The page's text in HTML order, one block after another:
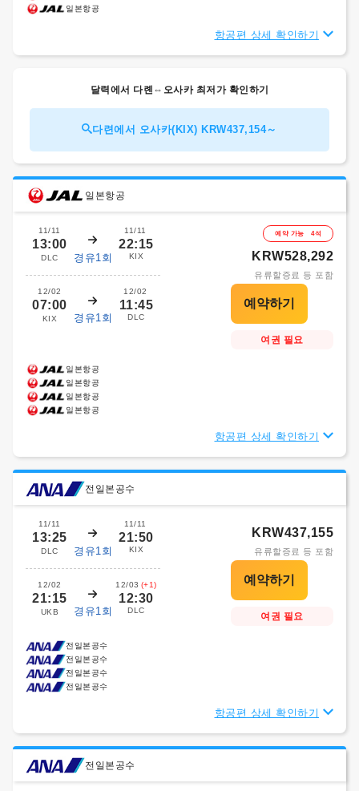
일본항공
항공편 상세 확인하기
달력에서 다롄⇔오사카 최저가 확인하기
다련에서 오사카(KIX) KRW437,154～
일본항공
11/11
13:00
DLC 경유1회
11/11
22:15
KIX
12/02
07:00
KIX 경유1회
12/02
11:45
DLC
예약 가능 4석
KRW528,292
유류할증료 등 포함
여권 필요
일본항공
일본항공
일본항공
일본항공
항공편 상세 확인하기
전일본공수
11/11
13:25
DLC 경유1회
11/11
21:50
KIX
12/02
21:15
UKB 경유1회
12/03 (+1)
12:30
DLC
KRW437,155
유류할증료 등 포함
여권 필요
전일본공수
전일본공수
전일본공수
전일본공수
항공편 상세 확인하기
전일본공수